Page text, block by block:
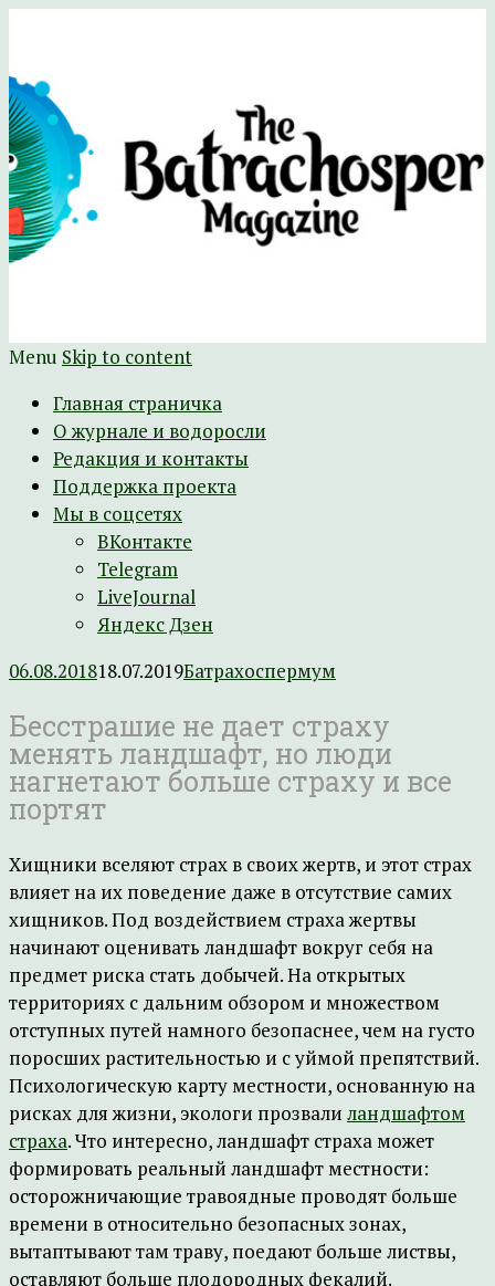
The Batrachospermum Magazine
Батрахоспермум (официальный сайт)
Menu Skip to content
Главная страничка
О журнале и водоросли
Редакция и контакты
Поддержка проекта
Мы в соцсетях
ВКонтакте
Telegram
LiveJournal
Яндекс Дзен
06.08.201818.07.2019Батрахоспермум
Бесстрашие не дает страху
менять ландшафт, но люди
нагнетают больше страху и все
портят
Хищники вселяют страх в своих жертв, и этот страх
влияет на их поведение даже в отсутствие самих
хищников. Под воздействием страха жертвы
начинают оценивать ландшафт вокруг себя на
предмет риска стать добычей. На открытых
территориях с дальним обзором и множеством
отступных путей намного безопаснее, чем на густо
поросших растительностью и с уймой препятствий.
Психологическую карту местности, основанную на
рисках для жизни, экологи прозвали ландшафтом
страха. Что интересно, ландшафт страха может
формировать реальный ландшафт местности:
осторожничающие травоядные проводят больше
времени в относительно безопасных зонах,
вытаптывают там траву, поедают больше листвы,
оставляют больше плодородных фекалий.